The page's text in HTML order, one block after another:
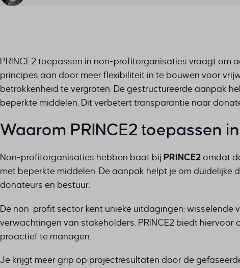
PRINCE2 toepassen in non-profitorganisaties vraagt
principes aan door meer flexibiliteit in te bouwen voor
betrokkenheid te vergroten. De gestructureerde aanpak
beperkte middelen. Dit verbetert transparantie naar
Waarom PRINCE2 toepassen
Non-profitorganisaties hebben baat bij PRINCE2 omdat
met beperkte middelen. De aanpak helpt je om
donateurs en bestuur.
De non-profit sector kent unieke uitdagingen:
verwachtingen van stakeholders. PRINCE2 biedt hiervoor
proactief te managen.
Je krijgt meer grip op projectresultaten door de